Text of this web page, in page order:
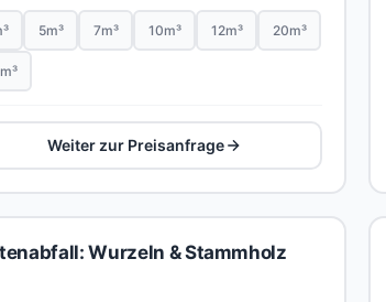
5m³ 7m³ 10m³ 12m³ 20m³
Weiter zur Preisanfrage
Wurzeln & Stammholz